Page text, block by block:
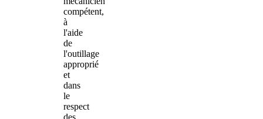
compétent,
à
l'aide
de
l'outillage
approprié
et
dans
le
respect
des